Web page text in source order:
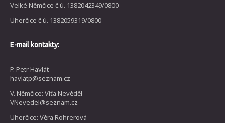
Velké Němčice č.ú. 1382042349/0800
Uherčice č.ú. 1382059319/0800
E-mail kontakty:
P. Petr Havlát
havlatp@seznam.cz
V. Němčice: Víťa Nevěděl
VNevedel@seznam.cz
Uherčice: Věra Rohrerová